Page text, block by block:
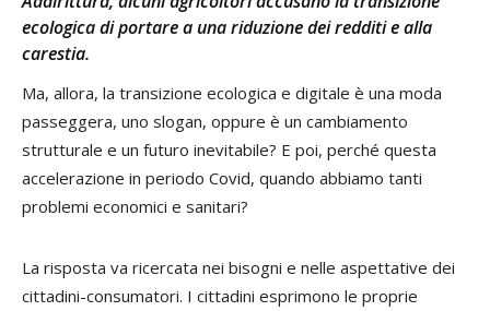
ecologica di portare a una riduzione dei redditi e alla
carestia.
Ma, allora, la transizione ecologica e digitale è una moda
passeggera, uno slogan, oppure è un cambiamento
strutturale e un futuro inevitabile? E poi, perché questa
accelerazione in periodo Covid, quando abbiamo tanti
problemi economici e sanitari?
La risposta va ricercata nei bisogni e nelle aspettative dei
cittadini-consumatori. I cittadini esprimono le proprie